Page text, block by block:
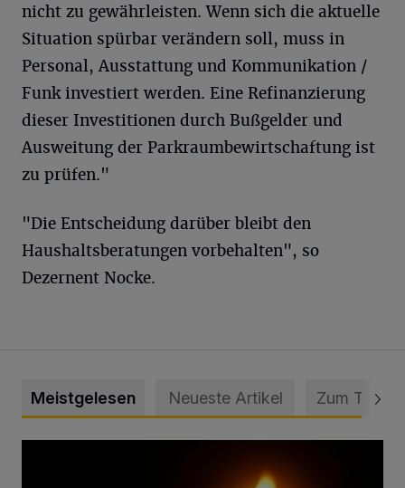
nicht zu gewährleisten. Wenn sich die aktuelle
Situation spürbar verändern soll, muss in
Personal, Ausstattung und Kommunikation /
Funk investiert werden. Eine Refinanzierung
dieser Investitionen durch Bußgelder und
Ausweitung der Parkraumbewirtschaftung ist
zu prüfen."
"Die Entscheidung darüber bleibt den
Haushaltsberatungen vorbehalten", so
Dezernent Nocke.
Meistgelesen Neueste Artikel Zum Thema